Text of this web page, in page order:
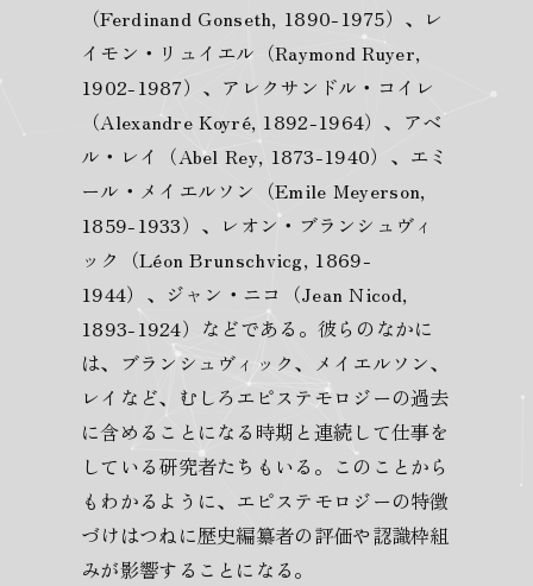
（Ferdinand Gonseth, 1890-1975）、レ
イモン・リュイエル（Raymond Ruyer,
1902-1987）、アレクサンドル・コイレ
（Alexandre Koyré, 1892-1964）、アベ
ル・レイ（Abel Rey, 1873-1940）、エミ
ール・メイエルソン（Emile Meyerson,
1859-1933）、レオン・ブランシュヴィ
ック（Léon Brunschvicg, 1869-
1944）、ジャン・ニコ（Jean Nicod,
1893-1924）などである。彼らのなかに
は、ブランシュヴィック、メイエルソン、
レイなど、むしろエピステモロジーの過去
に含めることになる時期と連続して仕事を
している研究者たちもいる。このことから
もわかるように、エピステモロジーの特徴
づけはつねに歴史編纂者の評価や認識枠組
みが影響することになる。